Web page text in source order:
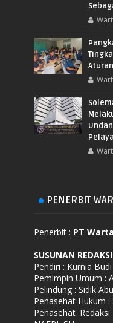
PENERBIT
Penerbit : PT
SUSUNAN REDAKSI
Pendiri : Kurnia
Pemimpin Umum :
Pelindung : Sidik
Penasehat Hukum :
Penasehat